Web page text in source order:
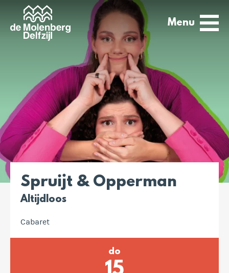
Menu
Spruijt & Opperman
Altijdloos
Cabaret
do